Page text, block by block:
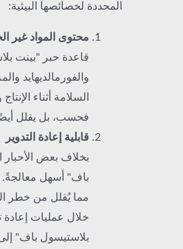
المحددة لخصائصها البيئية:
محتوى المواد غير
قاعدة حبر "بينت
السلامة أثناء
فحسب، بل يقلل
قابلية إعادة التدوير
بخلاف بعض الأحبار
باف" أسهل معالجةً.
مما يُقلل من خطر
خلال عمليات إعادة
بلاستيسول باف"